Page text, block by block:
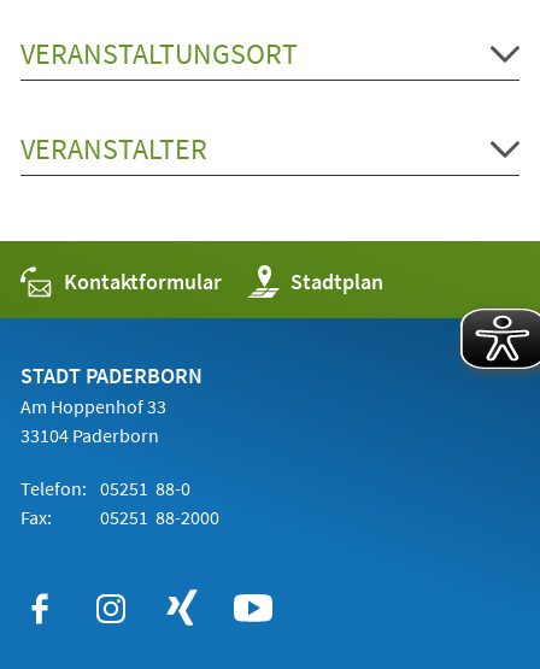
VERANSTALTUNGSORT
VERANSTALTER
Kontaktformular Stadtplan
(Öffnet
in
einem
STADT PADERBORN
Am Hoppenhof 33
33104 Paderborn
Telefon: 05251 88-0
Fax:
05251 88-2000